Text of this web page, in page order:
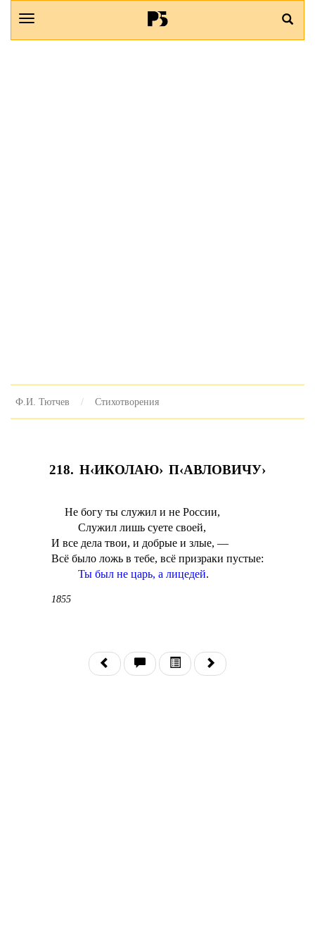
Ф.И. Тютчев Стихотворения
218. Н‹ИКОЛАЮ› П‹АВЛОВИЧУ›
Не богу ты служил и не России,
Служил лишь суете своей,
И все дела твои, и добрые и злые, —
Всё было ложь в тебе, всё призраки пустые:
Ты был не царь, а лицедей.
1855